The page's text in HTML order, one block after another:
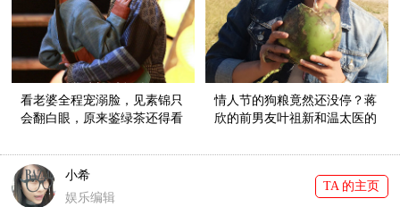
看老婆全程宠溺脸，见素锦只
会翻白眼，原来鉴绿茶还得看
情人节的狗粮竟然还没停？蒋
欣的前男友叶祖新和温太医的
小希
娱乐编辑
TA 的主页